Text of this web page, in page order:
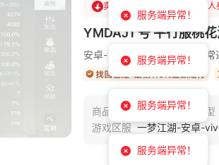
卖家已降388 可领￥1200新人
YMDAJ1 号 平行服桃
安卓-vivo太阴平行服秘籍正常
商品编号 YMDAJ1商品类型
游戏区服 一梦江湖-安卓-
服务端异常！
服务端异常！
服务端异常！
服务端异常！